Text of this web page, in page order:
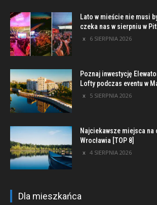
Lato w mieście nie musi
czeka nas w sierpniu w
6 SIERPNIA 2026
Poznaj inwestycję
Lofty podczas eventu w
5 SIERPNIA 2026
Najciekawsze miejsca na
Wrocławia [TOP 8]
4 SIERPNIA 2026
Dla mieszkańca